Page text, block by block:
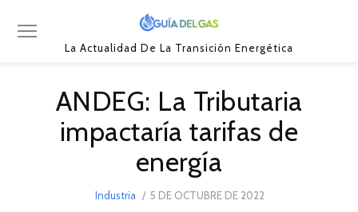
La Actualidad De La Transición Energética
ANDEG: La Tributaria
impactaría tarifas de
energía
Industria
POSTED
5 DE OCTUBRE DE 2022